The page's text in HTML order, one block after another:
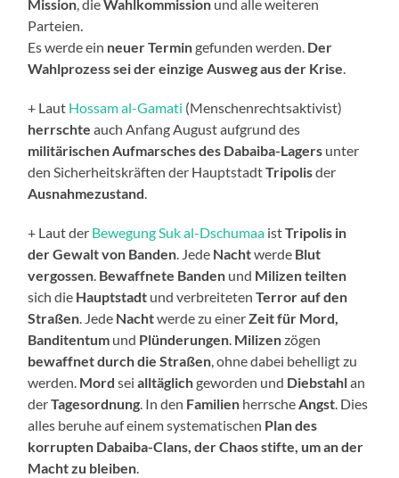
Mission , dieWahlkommission und alle weiteren
Parteien.
Es werde ein neuer Termingefunden werden. Der
Wahlprozess sei der einzige Ausweg aus der Krise
+ Laut Hossam al-Gamati (Menschenrechtsaktivist)
herrschte auch Anfang August aufgrund des
militärischen Aufmarsches des Dabaiba-Lagers unter
den Sicherheitskräften der HauptstadtTripolisder
Ausnahmezustand
+ Laut der Bewegung Suk al-Dschumaa istTripolis in
der Gewalt von Banden . Jede Nachtwerde Blut
vergossen Bewaffnete Banden und Milizenteilten
sich die Hauptstadt und verbreitetenTerror auf den
Straßen . Jede Nachtwerde zu einerZeit für Mord,
Banditentum und Plünderungen Milizenzögen
bewaffnet durch die Straßen , ohne dabei behelligt zu
werden. Mord seialltäglichgeworden und Diebstahlan
derTagesordnung . In den Familien herrsche Angst . Dies
alles beruhe auf einem systematischen Plan des
korrupten Dabaiba-Clans, der Chaos stifte, um an der
Macht zu bleiben